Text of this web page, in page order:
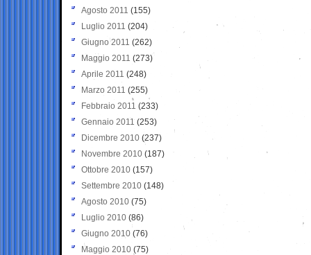
Agosto 2011 (155)
Luglio 2011 (204)
Giugno 2011 (262)
Maggio 2011 (273)
Aprile 2011 (248)
Marzo 2011 (255)
Febbraio 2011 (233)
Gennaio 2011 (253)
Dicembre 2010 (237)
Novembre 2010 (187)
Ottobre 2010 (157)
Settembre 2010 (148)
Agosto 2010 (75)
Luglio 2010 (86)
Giugno 2010 (76)
Maggio 2010 (75)